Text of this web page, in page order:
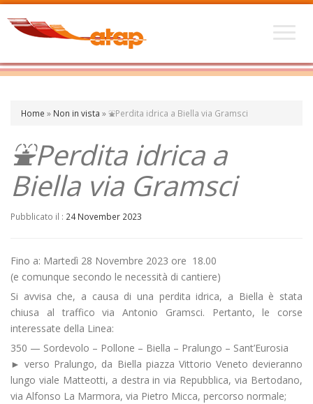
Home » Non in vista »⛲Perdita idrica a Biella via Gramsci
⛲Perdita idrica a
Biella via Gramsci
Pubblicato il : 24 November 2023
Fino a: Martedì 28 Novembre 2023 ore 18.00
(e comunque secondo le necessità di cantiere)
Si avvisa che, a causa di una perdita idrica, a Biella è stata
chiusa al traffico via Antonio Gramsci. Pertanto, le corse
interessate della Linea:
350 — Sordevolo – Pollone – Biella – Pralungo – Sant’Eurosia
► verso Pralungo, da Biella piazza Vittorio Veneto devieranno
lungo viale Matteotti, a destra in via Repubblica, via Bertodano,
via Alfonso La Marmora, via Pietro Micca, percorso normale;